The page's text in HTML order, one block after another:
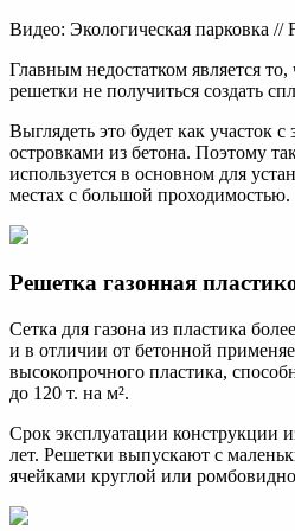
Видео: Экологическая парковка
Главным недостатком является
решетки не получиться создать
Выглядеть это будет как участок с
островками из бетона. Поэтому
используется в основном для
местах с большой проходимостью.
Решетка газонная
Сетка для газона из пластика
и в отличии от бетонной
высокопрочного пластика,
до 120 т. на м².
Срок эксплуатации конструкции
лет. Решетки выпускают с
ячейками круглой или